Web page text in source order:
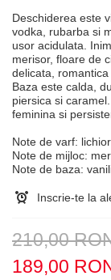
Deschiderea este
vodka, rubarba si
usor acidulata.
merisor, floare de
delicata,
Baza este calda,
piersica si
feminina si
Note de varf:
Note de mijloc:
Note de baza:
Inscrie-te la
210,00
189,00